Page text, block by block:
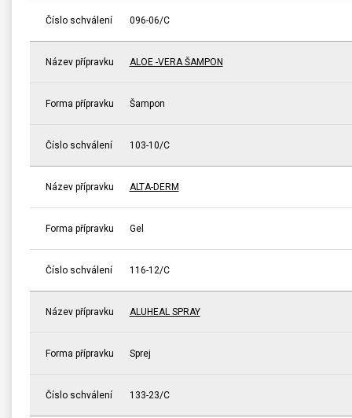
Číslo schválení 096-06/C
Název přípravku ALOE -VERA ŠAMPON
Forma přípravku Šampon
Číslo schválení 103-10/C
Název přípravku ALTA-DERM
Forma přípravku Gel
Číslo schválení 116-12/C
Název přípravku ALUHEAL SPRAY
Forma přípravku Sprej
Číslo schválení 133-23/C